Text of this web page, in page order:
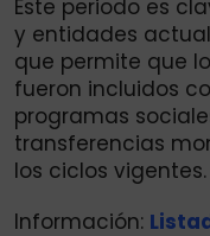
Este periodo es
y entidades
que permite que
fueron incluidos
programas
transferencias
los ciclos vigentes.
Información: